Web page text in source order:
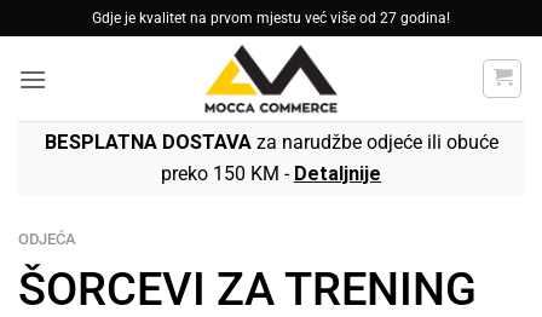
to
content
Gdje je kvalitet na prvom mjestu već više od 27 godina!
BESPLATNA DOSTAVAza narudžbe odjeće ili obuće
preko 150 KM - Detaljnije
ODJEĆA
ŠORCEVI ZA TRENING